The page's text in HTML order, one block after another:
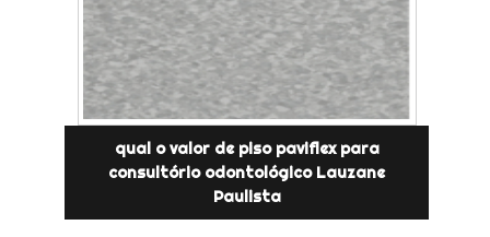
qual o valor de piso paviflex para
consultório odontológico Lauzane
Paulista